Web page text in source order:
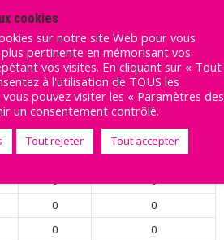
0
0
0
0
0
0
0
0
0
0
0
0
0
0
0
0
0
0
cookies
sur notre site Web pour vous
pertinente en mémorisant vos
vos visites. En cliquant sur « Tout
à l'utilisation de TOUS les
pouvez visiter les « Paramètres des
un consentement contrôlé.
Tout rejeter Tout accepter